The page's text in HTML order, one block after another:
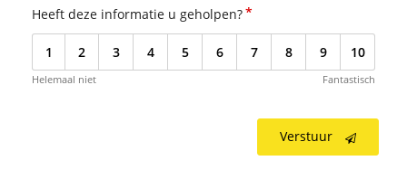
Heeft deze informatie u geholpen?*
1 2 3 4 5 6 7 8 9 10
Helemaal niet Fantastisch
Verstuur